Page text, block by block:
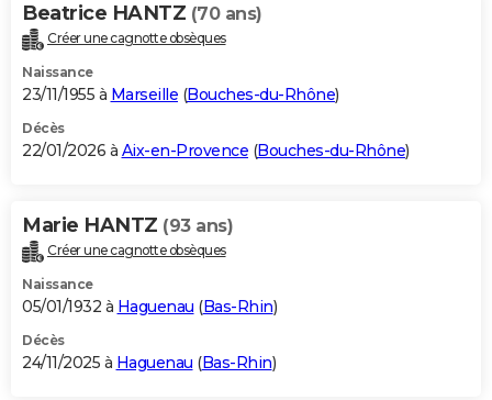
Beatrice HANTZ (70 ans)
Créer une cagnotte obsèques
Naissance
23/11/1955 à Marseille (Bouches-du-Rhône)
Décès
22/01/2026 à Aix-en-Provence (Bouches-du-Rhône)
Marie HANTZ (93 ans)
Créer une cagnotte obsèques
Naissance
05/01/1932 à Haguenau (Bas-Rhin)
Décès
24/11/2025 à Haguenau (Bas-Rhin)